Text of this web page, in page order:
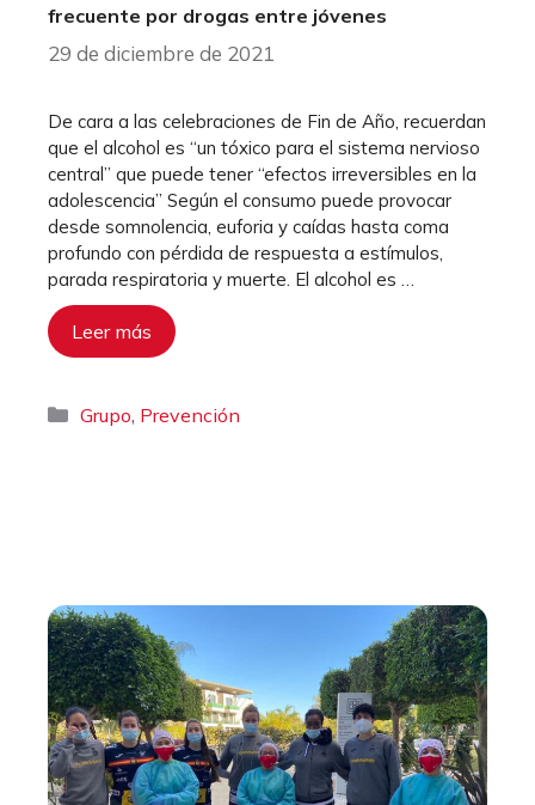
frecuente por drogas entre jóvenes
29 de diciembre de 2021
De cara a las celebraciones de Fin de Año, recuerdan
que el alcohol es “un tóxico para el sistema nervioso
central” que puede tener “efectos irreversibles en la
adolescencia” Según el consumo puede provocar
desde somnolencia, euforia y caídas hasta coma
profundo con pérdida de respuesta a estímulos,
parada respiratoria y muerte. El alcohol es …
Leer más
Categorías
Grupo, Prevención